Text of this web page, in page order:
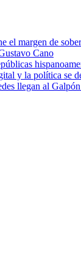
el margen de
Cano
y la política se
llegan al Galpón